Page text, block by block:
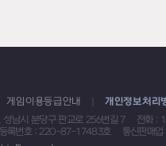
게임이용등급안내
개인정보처리
성남시 분당구 판교로 256번길 7
전화 :
록번호 : 220-87-17483호
통신판매